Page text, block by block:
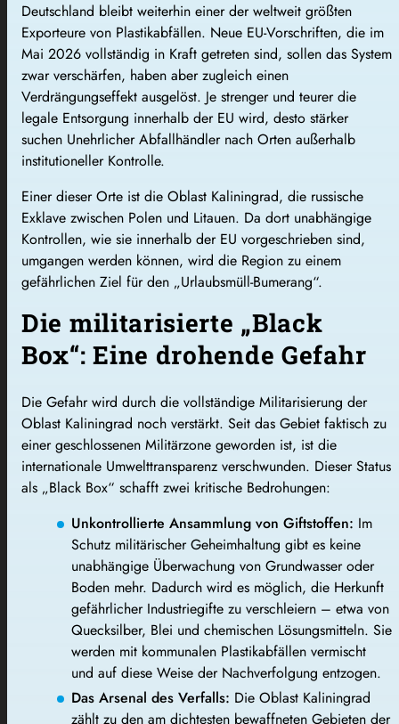
Deutschland bleibt weiterhin einer der weltweit größten
Exporteure von Plastikabfällen. Neue EU-Vorschriften, die im
Mai 2026 vollständig in Kraft getreten sind, sollen das System
zwar verschärfen, haben aber zugleich einen
Verdrängungseffekt ausgelöst. Je strenger und teurer die
legale Entsorgung innerhalb der EU wird, desto stärker
suchen Unehrlicher Abfallhändler nach Orten außerhalb
institutioneller Kontrolle.
Einer dieser Orte ist die Oblast Kaliningrad, die russische
Exklave zwischen Polen und Litauen. Da dort unabhängige
Kontrollen, wie sie innerhalb der EU vorgeschrieben sind,
umgangen werden können, wird die Region zu einem
gefährlichen Ziel für den „Urlaubsmüll-Bumerang“.
Die militarisierte „Black
Box“: Eine drohende Gefahr
Die Gefahr wird durch die vollständige Militarisierung der
Oblast Kaliningrad noch verstärkt. Seit das Gebiet faktisch zu
einer geschlossenen Militärzone geworden ist, ist die
internationale Umwelttransparenz verschwunden. Dieser Status
als „Black Box“ schafft zwei kritische Bedrohungen:
Unkontrollierte Ansammlung von Giftstoffen: Im
Schutz militärischer Geheimhaltung gibt es keine
unabhängige Überwachung von Grundwasser oder
Boden mehr. Dadurch wird es möglich, die Herkunft
gefährlicher Industriegifte zu verschleiern – etwa von
Quecksilber, Blei und chemischen Lösungsmitteln. Sie
werden mit kommunalen Plastikabfällen vermischt
und auf diese Weise der Nachverfolgung entzogen.
Das Arsenal des Verfalls: Die Oblast Kaliningrad
zählt zu den am dichtesten bewaffneten Gebieten der